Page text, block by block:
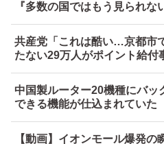
『多数の国ではもう見られな
共産党「これは酷い…京都市
たない29万人がポイント給付
中国製ルーター20機種にバ
できる機能が仕込まれていた
【動画】イオンモール爆発の